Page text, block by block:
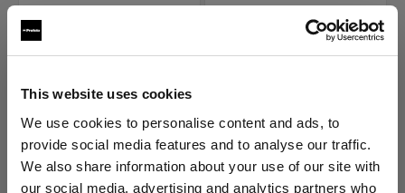
This website uses cookies
We use cookies to personalise content and ads, to
provide social media features and to analyse our traffic.
We also share information about your use of our site with
our social media, advertising and analytics partners who
PIÈCES DE REMPLACEMENT
POUR SOFT ZOOM
REFLECTORS
Rod locks for Soft
PIÈCES DE REMPLACEMENT
POUR SOFT ZOOM
Rod locks for Soft